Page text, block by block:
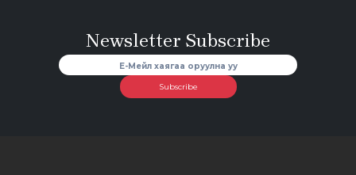
Newsletter Subscribe
Subscribe